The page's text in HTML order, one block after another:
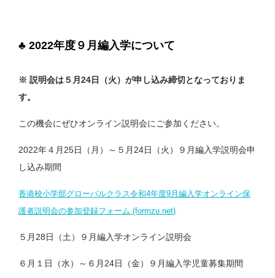
♣ 2022年度９月編入学について
※ 説明会は５月24日（火）が申し込み締切となっておりま
す。
この機会にぜひオンライン説明会にご参加ください。
2022年４月25日（月）～５月24日（火）９月編入学説明会申
し込み期間
香港校小学部グローバルクラス令和4年度9月編入学オンライン保
護者説明会の参加登録フォーム (formzu.net)
５月28日（土）９月編入学オンライン説明会
６月１日（水）～６月24日（金）９月編入学児童募集期間